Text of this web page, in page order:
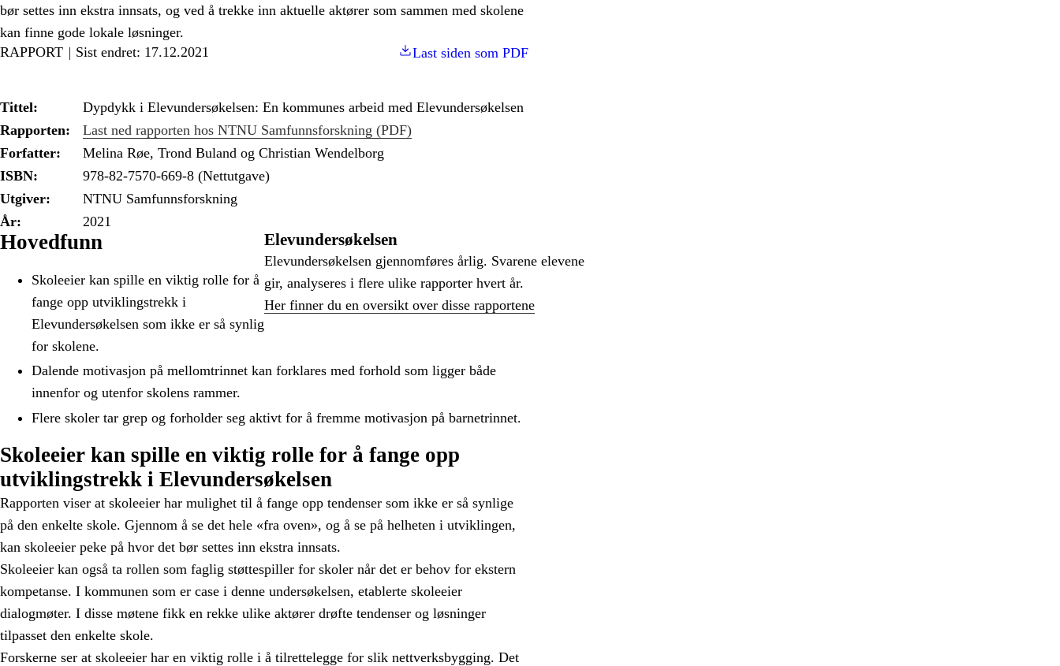
bør settes inn ekstra innsats, og ved å trekke inn aktuelle aktører som sammen med skolene
kan finne gode lokale løsninger.
RAPPORT
Sist endret: 17.12.2021 Last siden som PDF
Tittel:
Dypdykk i Elevundersøkelsen: En kommunes arbeid med Elevundersøkelsen
Rapporten:
Last ned rapporten hos NTNU Samfunnsforskning (PDF)
Forfatter:
Melina Røe, Trond Buland og Christian Wendelborg
ISBN:
978-82-7570-669-8 (Nettutgave)
Utgiver:
NTNU Samfunnsforskning
År:
2021
Elevundersøkelsen
Elevundersøkelsen gjennomføres årlig. Svarene elevene
gir, analyseres i flere ulike rapporter hvert år.
Her finner du en oversikt over disse rapportene
Hovedfunn
Skoleeier kan spille en viktig rolle for å
fange opp utviklingstrekk i
Elevundersøkelsen som ikke er så synlig
for skolene.
Dalende motivasjon på mellomtrinnet kan forklares med forhold som ligger både
innenfor og utenfor skolens rammer.
Flere skoler tar grep og forholder seg aktivt for å fremme motivasjon på barnetrinnet.
Skoleeier kan spille en viktig rolle for å fange opp
utviklingstrekk i Elevundersøkelsen
Rapporten viser at skoleeier har mulighet til å fange opp tendenser som ikke er så synlige
på den enkelte skole. Gjennom å se det hele «fra oven», og å se på helheten i utviklingen,
kan skoleeier peke på hvor det bør settes inn ekstra innsats.
Skoleeier kan også ta rollen som faglig støttespiller for skoler når det er behov for ekstern
kompetanse. I kommunen som er case i denne undersøkelsen, etablerte skoleeier
dialogmøter. I disse møtene fikk en rekke ulike aktører drøfte tendenser og løsninger
tilpasset den enkelte skole.
Forskerne ser at skoleeier har en viktig rolle i å tilrettelegge for slik nettverksbygging. Det